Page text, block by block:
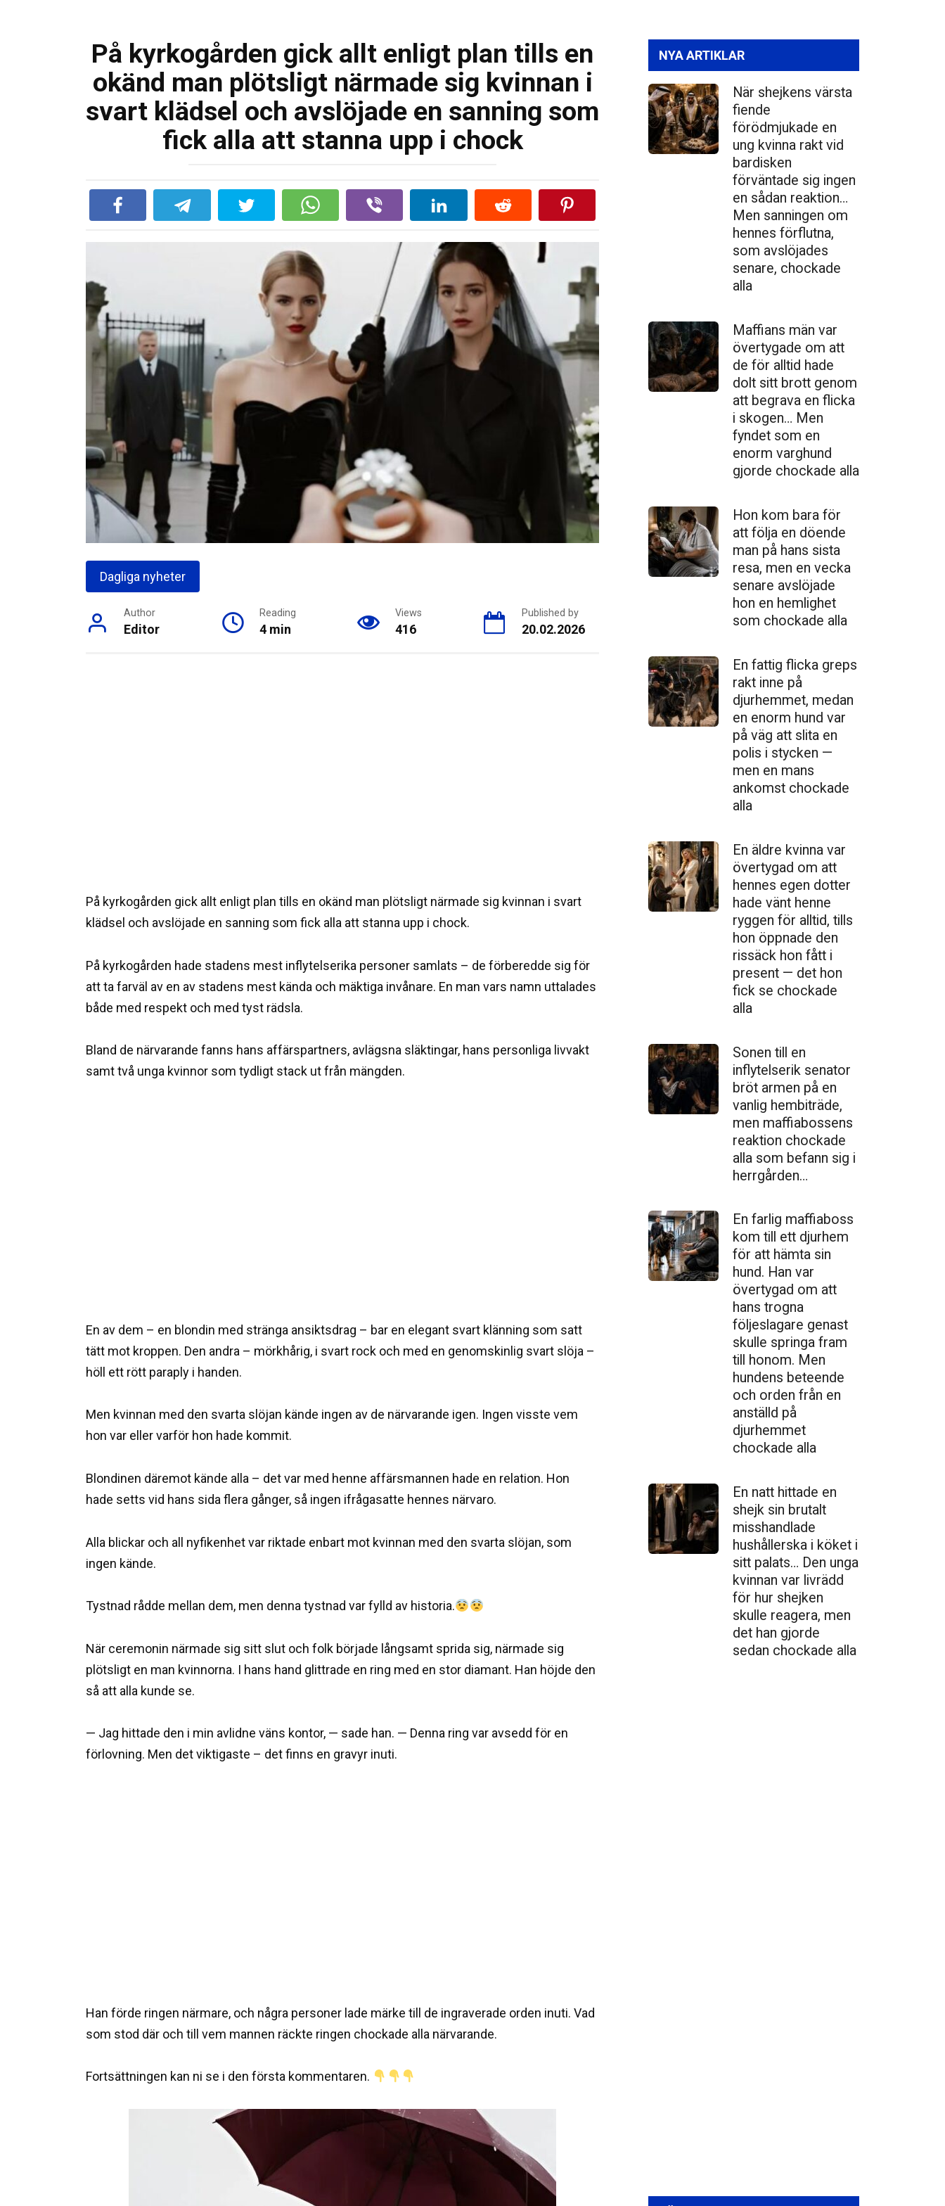
På kyrkogården gick allt enligt plan tills en
okänd man plötsligt närmade sig kvinnan i
svart klädsel och avslöjade en sanning som
fick alla att stanna upp i chock
Dagliga nyheter
Author
Editor
Reading
4 min
Views
416
Published by
20.02.2026
På kyrkogården gick allt enligt plan tills en okänd man plötsligt närmade sig kvinnan i svart
klädsel och avslöjade en sanning som fick alla att stanna upp i chock.
På kyrkogården hade stadens mest inflytelserika personer samlats – de förberedde sig för
att ta farväl av en av stadens mest kända och mäktiga invånare. En man vars namn uttalades
både med respekt och med tyst rädsla.
Bland de närvarande fanns hans affärspartners, avlägsna släktingar, hans personliga livvakt
samt två unga kvinnor som tydligt stack ut från mängden.
En av dem – en blondin med stränga ansiktsdrag – bar en elegant svart klänning som satt
tätt mot kroppen. Den andra – mörkhårig, i svart rock och med en genomskinlig svart slöja –
höll ett rött paraply i handen.
Men kvinnan med den svarta slöjan kände ingen av de närvarande igen. Ingen visste vem
hon var eller varför hon hade kommit.
Blondinen däremot kände alla – det var med henne affärsmannen hade en relation. Hon
hade setts vid hans sida flera gånger, så ingen ifrågasatte hennes närvaro.
Alla blickar och all nyfikenhet var riktade enbart mot kvinnan med den svarta slöjan, som
ingen kände.
Tystnad rådde mellan dem, men denna tystnad var fylld av historia.
När ceremonin närmade sig sitt slut och folk började långsamt sprida sig, närmade sig
plötsligt en man kvinnorna. I hans hand glittrade en ring med en stor diamant. Han höjde den
så att alla kunde se.
— Jag hittade den i min avlidne väns kontor, — sade han. — Denna ring var avsedd för en
förlovning. Men det viktigaste – det finns en gravyr inuti.
Han förde ringen närmare, och några personer lade märke till de ingraverade orden inuti. Vad
som stod där och till vem mannen räckte ringen chockade alla närvarande.
Fortsättningen kan ni se i den första kommentaren.
NYA ARTIKLAR
När shejkens värsta
fiende
förödmjukade en
ung kvinna rakt vid
bardisken
förväntade sig ingen
en sådan reaktion…
Men sanningen om
hennes förflutna,
som avslöjades
senare, chockade
alla
Maffians män var
övertygade om att
de för alltid hade
dolt sitt brott genom
att begrava en flicka
i skogen… Men
fyndet som en
enorm varghund
gjorde chockade alla
Hon kom bara för
att följa en döende
man på hans sista
resa, men en vecka
senare avslöjade
hon en hemlighet
som chockade alla
En fattig flicka greps
rakt inne på
djurhemmet, medan
en enorm hund var
på väg att slita en
polis i stycken —
men en mans
ankomst chockade
alla
En äldre kvinna var
övertygad om att
hennes egen dotter
hade vänt henne
ryggen för alltid, tills
hon öppnade den
ris­säck hon fått i
present — det hon
fick se chockade
alla
Sonen till en
inflytelserik senator
bröt armen på en
vanlig hembiträde,
men maffiabossens
reaktion chockade
alla som befann sig i
herrgården…
En farlig maffiaboss
kom till ett djurhem
för att hämta sin
hund. Han var
övertygad om att
hans trogna
följeslagare genast
skulle springa fram
till honom. Men
hundens beteende
och orden från en
anställd på
djurhemmet
chockade alla
En natt hittade en
shejk sin brutalt
misshandlade
hushållerska i köket i
sitt palats… Den unga
kvinnan var livrädd
för hur shejken
skulle reagera, men
det han gjorde
sedan chockade alla